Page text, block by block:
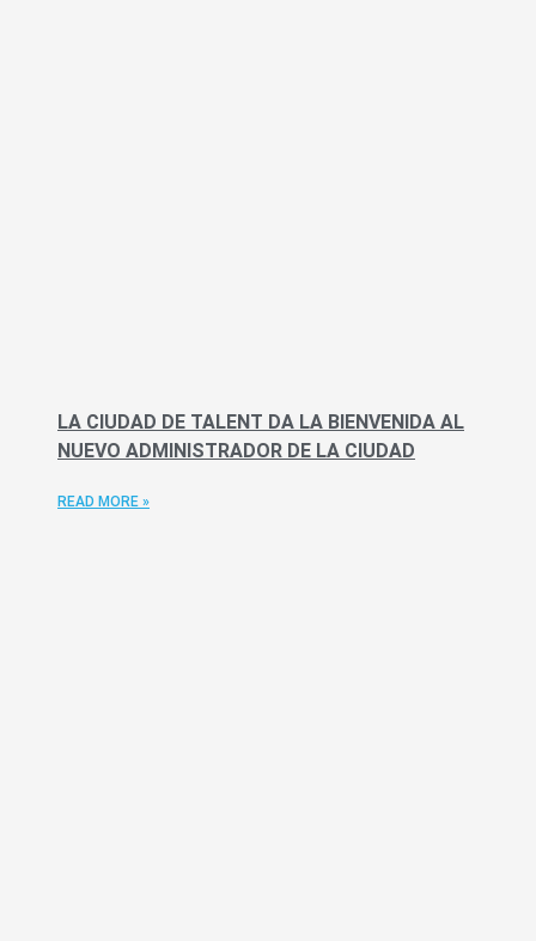
LA CIUDAD DE TALENT DA LA BIENVENIDA AL
NUEVO ADMINISTRADOR DE LA CIUDAD
READ MORE »